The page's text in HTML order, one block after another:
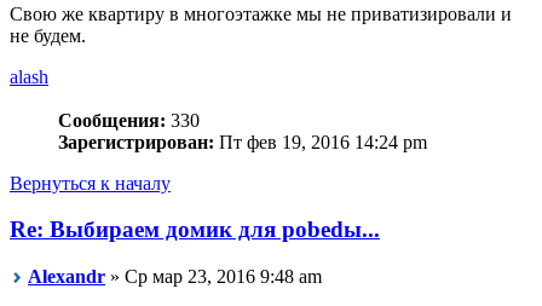
Свою же квартиру в многоэтажке мы не приватизировали и
не будем.
alash
Сообщения: 330
Зарегистрирован: Пт фев 19, 2016 14:24 pm
Вернуться к началу
Re: Выбираем домик для pobedы...
Alexandr » Ср мар 23, 2016 9:48 am